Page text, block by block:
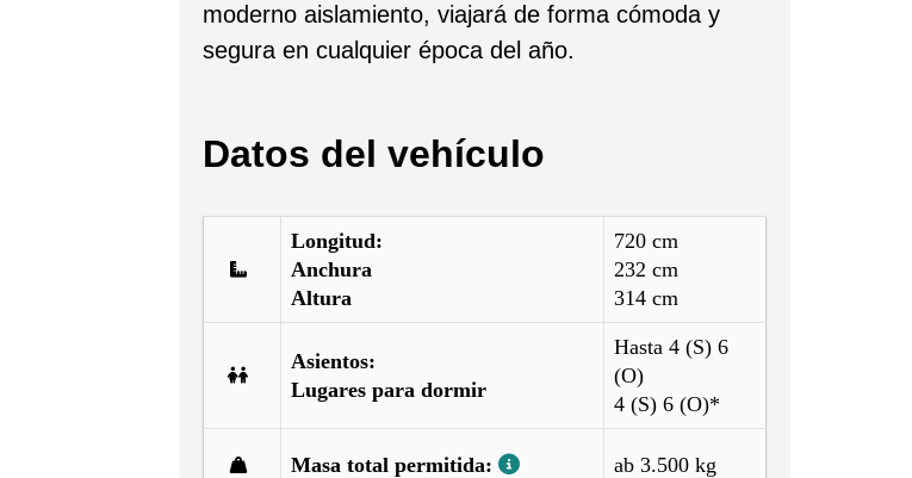
moderno aislamiento, viajará de forma cómoda y
segura en cualquier época del año.
Datos del vehículo
Longitud:
Anchura
Altura
720 cm
232 cm
314 cm
Asientos:
Lugares para dormir
Hasta 4 (S) 6
(O)
4 (S) 6 (O)*
Masa total permitida: ab 3.500 kg